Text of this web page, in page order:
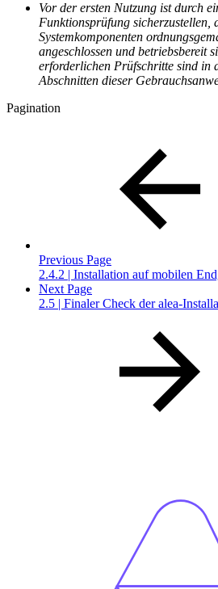
Vor der ersten Nutzung ist durch
Funktionsprüfung sicherzustellen,
Systemkomponenten
angeschlossen und betriebsbereit
erforderlichen Prüfschritte sind in
Abschnitten dieser
Pagination
Previous Page
2.4.2 | Installation auf mobilen
Next Page
2.5 | Finaler Check der alea-